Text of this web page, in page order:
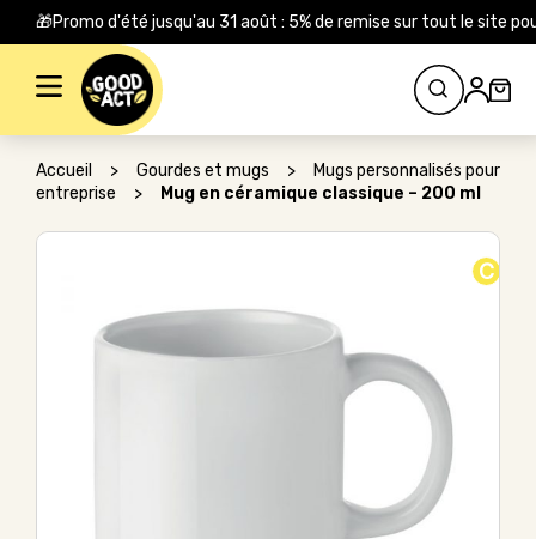
🎁Promo d'été jusqu'au 31 août : 5% de remise sur tout le site
Rechercher :
Accueil > Gourdes et mugs >
Mugs personnalisés pour
entreprise
> Mug en céramique classique – 200 ml
C